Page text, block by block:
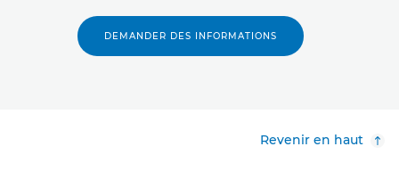
DEMANDER DES INFORMATIONS
Revenir en haut